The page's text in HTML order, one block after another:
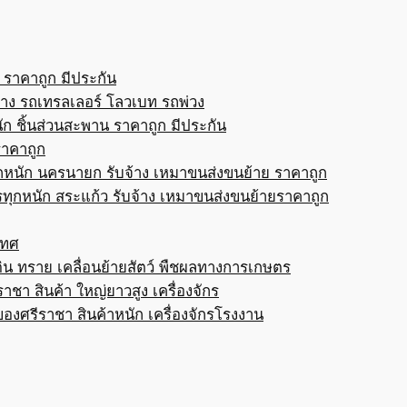
าคาถูก มีประกัน
รถเทรลเลอร์ โลวเบท รถพ่วง
ชิ้นส่วนสะพาน ราคาถูก มีประกัน
คาถูก
นัก นครนายก รับจ้าง เหมาขนส่งขนย้าย ราคาถูก
กหนัก สระแก้ว รับจ้าง เหมาขนส่งขนย้ายราคาถูก
ศ
ทราย เคลื่อนย้ายสัตว์ พืชผลทางการเกษตร
ชา สินค้า ใหญ่ยาวสูง เครื่องจักร
งศรีราชา สินค้าหนัก เครื่องจักรโรงงาน